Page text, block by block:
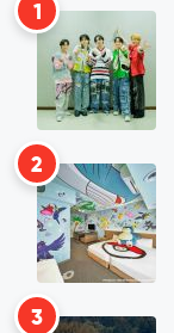
1
2
3